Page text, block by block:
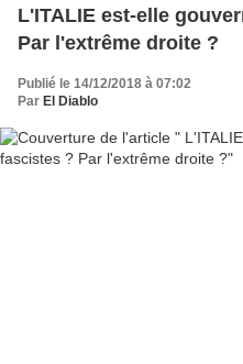
L'ITALIE est-elle
Par l'extrême droite ?
Publié le 14/12/2018 à 07:02
Par El Diablo